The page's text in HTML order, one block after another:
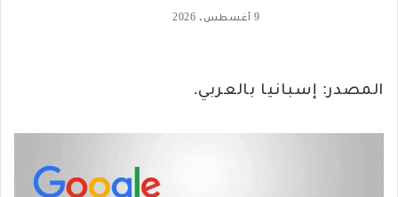
9 أغسطس، 2026
المصدر: إسبانيا بالعربي.